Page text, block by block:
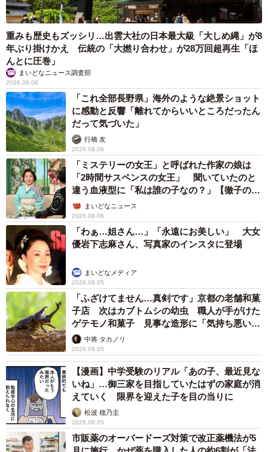
重みも歴史もズッシリ…出雲大社の日本最大級「大しめ縄」が8
年ぶり掛けかえ 伝統の「大撚り合わせ」が28万回超再生「ほ
んとに圧巻」
まいどなニュース調査部
2026.08.06
「これ全部長野県」海外のような絶景ショット
に感動と反響「離れてからいいところだったん
だって気づいた」
行橋 友
2026.08.06
「ミステリーの女王」と呼ばれた作家の娘は
「2時間サスペンスの女王」 聞いていたのと
違う血液型に「私は誰の子なの？」【徹子の部
屋】まいどなニュース
2026.08.06
「わぁ…姐さん…」「永遠にお美しい」 大女
優岩下志麻さん、写真家のインスタに登場
まいどなメディア
2026.08.05
「ふざけてません…真剣です」京都の老舗和菓
子店 次はカブトムシの幼虫 職人が手がけた
ゲテモノ和菓子 見事な造形に「気持ち悪いく
らいリアル」
中将 タカノリ
2026.08.05
【漫画】中学受験のリアル「あの子、最近見な
いね」…御三家を目指していたはずの家庭が消
えていく 限界を迎えた子を目の当りに
松波 穂乃圭
2026.08.05
市販薬のオーバードーズ対策で改正薬機法が5